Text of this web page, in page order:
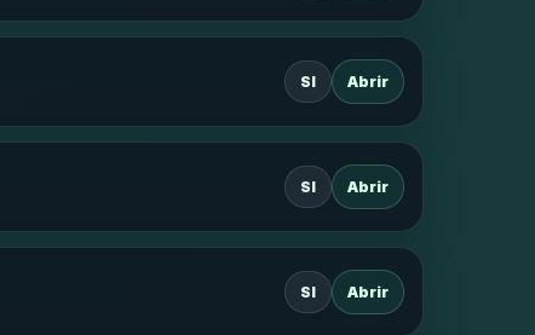
SI Abrir
SI Abrir
SI Abrir